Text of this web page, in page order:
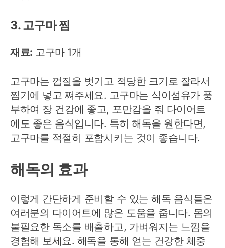
3. 고구마 찜
재료: 고구마 1개
고구마는 껍질을 벗기고 적당한 크기로 잘라서
찜기에 넣고 쪄주세요. 고구마는 식이섬유가 풍
부하여 장 건강에 좋고, 포만감을 줘 다이어트
에도 좋은 음식입니다. 특히 해독을 원한다면,
고구마를 적절히 포함시키는 것이 좋습니다.
해독의 효과
이렇게 간단하게 준비할 수 있는 해독 음식들은
여러분의 다이어트에 많은 도움을 줍니다. 몸의
불필요한 독소를 배출하고, 가벼워지는 느낌을
경험해 보세요. 해독을 통해 얻는 건강한 체중